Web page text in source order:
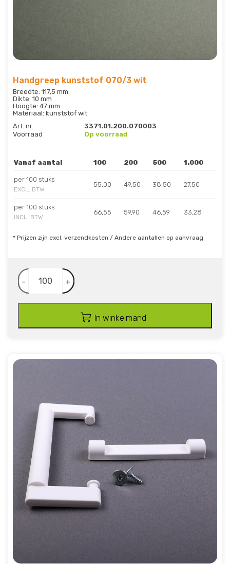
Handgreep kunststof 070/3 wit
Breedte: 117,5 mm
Dikte: 10 mm
Hoogte: 47 mm
Materiaal: kunststof wit
Art. nr.
3371.01.200.070003
Voorraad
Op voorraad
Vanaf aantal 100 200 500 1.000
per 100 stuks
EXCL. BTW
55,00 49,50 38,50 27,50
per 100 stuks
INCL. BTW
66,55 59,90 46,59 33,28
* Prijzen zijn excl. verzendkosten / Andere aantallen op aanvraag
- +
In winkelmand